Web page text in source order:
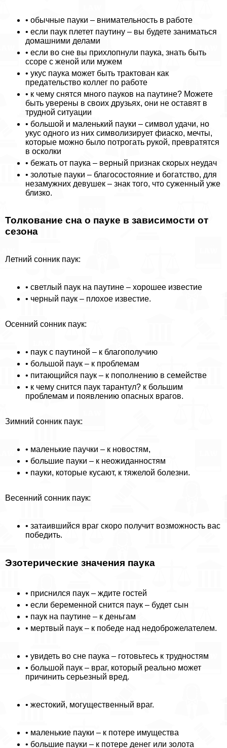
• обычные пауки – внимательность в работе
• если паук плетет паутину – вы будете заниматься
домашними делами
• если во сне вы прихлопнули паука, знать быть
ссоре с женой или мужем
• укус паука может быть тpaктован как
предательство коллег по работе
• к чему снятся много пауков на паутине? Можете
быть уверены в своих друзьях, они не оставят в
трудной ситуации
• большой и маленький пауки – символ удачи, но
укус одного из них символизирует фиаско, мечты,
которые можно было потрогать рукой, превратятся
в осколки
• бежать от паука – верный признак скорых неудач
• золотые пауки – благосостояние и богатство, для
незамужних дeвyшек – знак того, что суженный уже
близко.
Толкование сна о пауке в зависимости от
сезона
Летний сонник паук:
• светлый паук на паутине – хорошее известие
• черный паук – плохое известие.
Осенний сонник паук:
• паук с паутиной – к благополучию
• большой паук – к проблемам
• питающийся паук – к пополнению в семействе
• к чему снится паук тарантул? к большим
проблемам и появлению опасных врагов.
Зимний сонник паук:
• маленькие паучки – к новостям,
• большие пауки – к неожиданностям
• пауки, которые кусают, к тяжелой болезни.
Весенний сонник паук:
• затаившийся враг скоро получит возможность вас
победить.
Эзотерические значения паука
• приснился паук – ждите гостей
• если беременной снится паук – будет сын
• паук на паутине – к деньгам
• мертвый паук – к победе над недоброжелателем.
• увидеть во сне паука – готовьтесь к трудностям
• большой паук – враг, который реально может
причинить серьезный вред.
• жестокий, могущественный враг.
• маленькие пауки – к потере имущества
• большие пауки – к потере денег или золота